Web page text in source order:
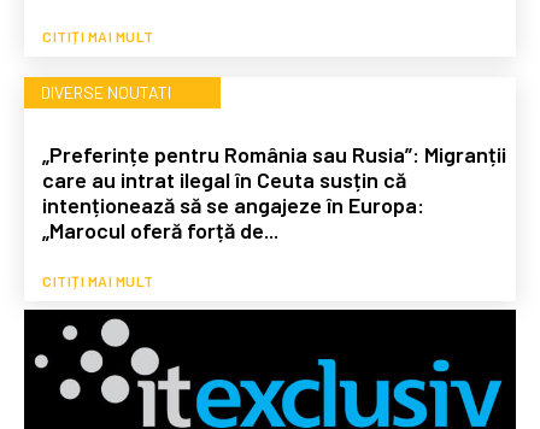
CITIȚI MAI MULT
DIVERSE NOUTATI
„Preferințe pentru România sau Rusia”: Migranții
care au intrat ilegal în Ceuta susțin că
intenționează să se angajeze în Europa:
„Marocul oferă forță de...
CITIȚI MAI MULT